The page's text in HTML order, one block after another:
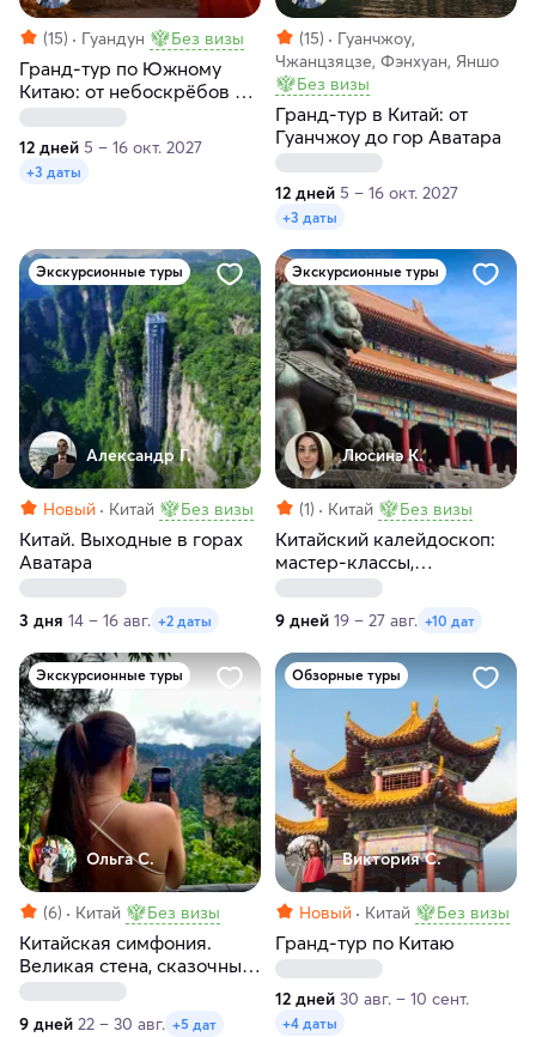
(15) Гуандун Без визы
Гранд-тур по Южному
Китаю: от небоскрёбов до
гор Аватара за 12 дней
12 дней 5 – 16 окт. 2027
+3 даты
(15)
Гуанчжоу,
Чжанцзяцзе, Фэнхуан, Яншо
Без визы
Гранд-тур в Китай: от
Гуанчжоу до гор Аватара
12 дней 5 – 16 окт. 2027
+3 даты
Экскурсионные туры
Александр Г.
Новый Китай Без визы
Китай. Выходные в горах
Аватара
3 дня 14 – 16 авг. +2 даты
Экскурсионные туры
Люсинэ К.
(1) Китай Без визы
Китайский калейдоскоп:
мастер-классы,
пульсирующие
мегаполисы и внеземные
пейзажи
9 дней 19 – 27 авг. +10 дат
Экскурсионные туры
Ольга С.
(6) Китай Без визы
Китайская симфония.
Великая стена, сказочные
горы, парки развлечений
и мегаполисы
9 дней 22 – 30 авг. +5 дат
Обзорные туры
Виктория С.
Новый Китай Без визы
Гранд-тур по Китаю
12 дней 30 авг. – 10 сент.
+4 даты